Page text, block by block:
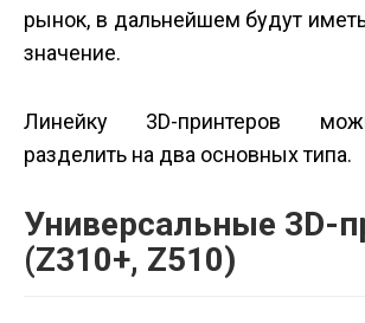
рынок, в дальнейшем будут
значение.
Линейку 3D-принтеров
разделить на два основных типа.
Универсальные 3D-
(Z310+, Z510)